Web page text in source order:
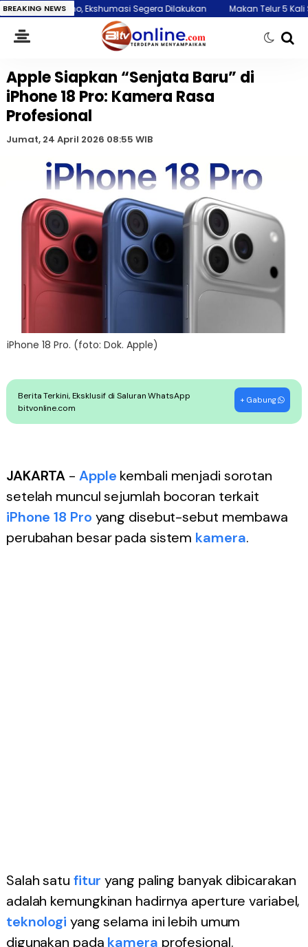
BREAKING NEWSSegera Dilakukan Makan Telur 5 Kali Seminggu, Risiko
Apple Siapkan “Senjata Baru” di
iPhone 18 Pro: Kamera Rasa
Profesional
Jumat, 24 April 2026 08:55 WIB
iPhone 18 Pro. (foto: Dok. Apple)
Berita Terkini, Eksklusif di Saluran WhatsApp
bitvonline.com
+ Gabung
JAKARTA - Apple kembali menjadi sorotan
setelah muncul sejumlah bocoran terkait
iPhone 18 Pro yang disebut-sebut membawa
perubahan besar pada sistem kamera.
Salah satu fitur yang paling banyak dibicarakan
adalah kemungkinan hadirnya aperture variabel,
teknologi yang selama ini lebih umum
digunakan pada kamera profesional.